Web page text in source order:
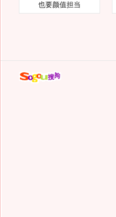
也要颜值担当